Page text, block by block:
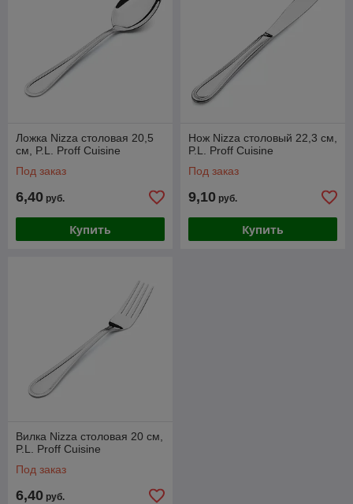
Ложка Nizza столовая 20,5
см, P.L. Proff Cuisine
Под заказ
6,40 руб.
Купить
Нож Nizza столовый 22,3 см,
P.L. Proff Cuisine
Под заказ
9,10 руб.
Купить
Вилка Nizza столовая 20 см,
P.L. Proff Cuisine
Под заказ
6,40 руб.